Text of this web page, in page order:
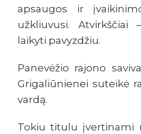
apsaugos ir
užkliuvusi. Atvirkščiai
laikyti pavyzdžiu.
Panevėžio rajono
Grigaliūnienei suteikė
vardą.
Tokiu titulu įvertinami